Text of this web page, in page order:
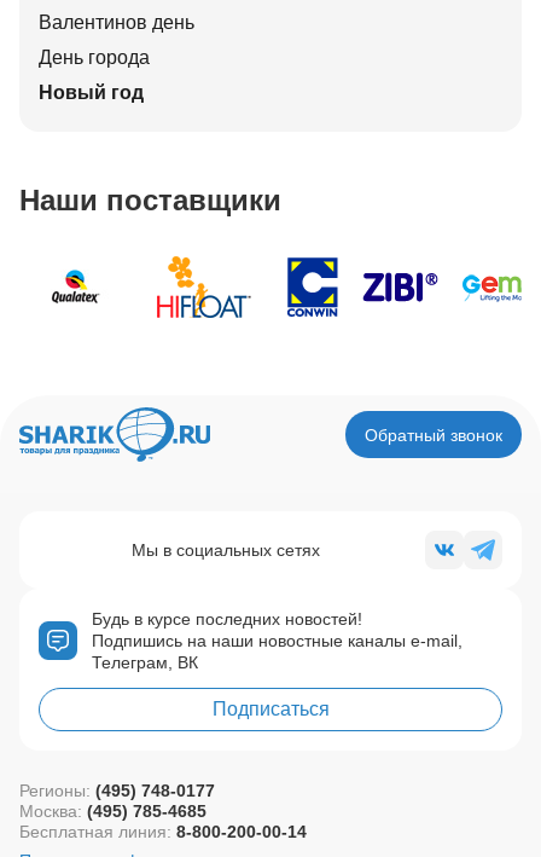
Валентинов день
День города
Новый год
Наши поставщики
Обратный звонок
Будь в курсе последних новостей!
Подпишись на наши новостные каналы e-mail,
Телеграм, ВК
Подписаться
Мы в социальных сетях
Регионы: (495) 748-0177
Москва: (495) 785-4685
Бесплатная линия: 8-800-200-00-14